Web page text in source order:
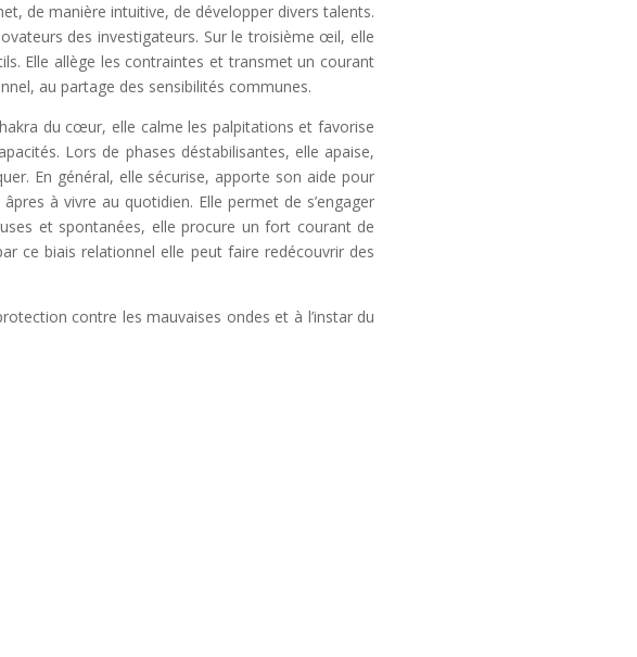
de manière intuitive, de développer divers talents.
des investigateurs. Sur le troisième œil, elle
Elle allège les contraintes et transmet un courant
au partage des sensibilités communes.
du cœur, elle calme les palpitations et favorise
Lors de phases déstabilisantes, elle apaise,
En général, elle sécurise, apporte son aide pour
à vivre au quotidien. Elle permet de s’engager
et spontanées, elle procure un fort courant de
ce biais relationnel elle peut faire redécouvrir des
contre les mauvaises ondes et à l’instar du